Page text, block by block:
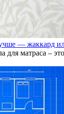
— жаккард
для матраса –